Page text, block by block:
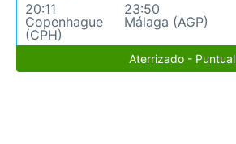
20:11
Copenhague
(CPH)
23:50
Málaga (AGP)
Aterrizado - Puntual